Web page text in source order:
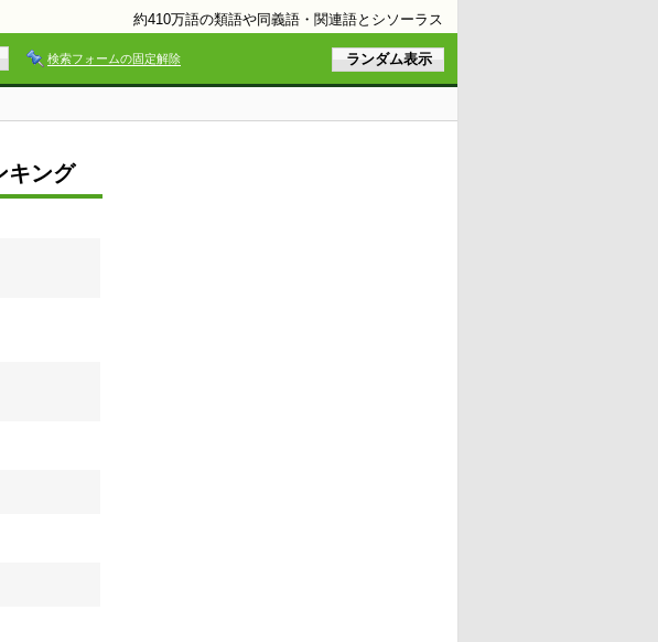
約410万語の類語や同義語・関連語とシソーラス
検索フォームの固定解除
キング